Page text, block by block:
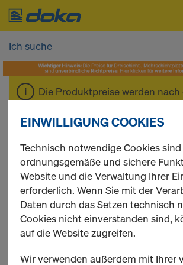
Die Produktpreise werden nach
Systemfreies
Zubehör
EINWILLIGUNG COOKIES
Technisch notwendige Cookies
ordnungsgemäße und sichere
Website und die Verwaltung Ihrer
erforderlich. Wenn Sie mit der
Daten durch das Setzen technisch
Cookies nicht einverstanden sind,
auf die Website zugreifen.
Wir verwenden außerdem mit Ihrer